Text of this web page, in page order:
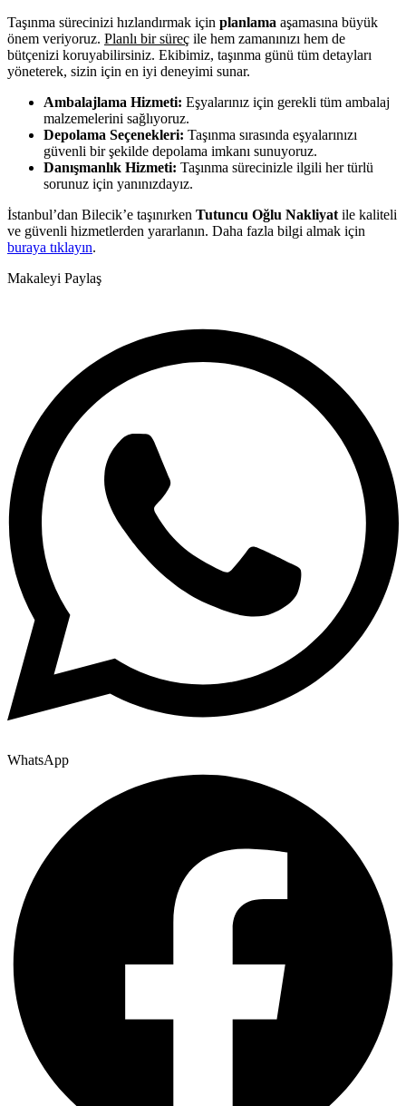
Taşınma sürecinizi hızlandırmak için planlama aşamasına büyük
önem veriyoruz. Planlı bir süreç ile hem zamanınızı hem de
bütçenizi koruyabilirsiniz. Ekibimiz, taşınma günü tüm detayları
yöneterek, sizin için en iyi deneyimi sunar.
Ambalajlama Hizmeti: Eşyalarınız için gerekli tüm ambalaj
malzemelerini sağlıyoruz.
Depolama Seçenekleri: Taşınma sırasında eşyalarınızı
güvenli bir şekilde depolama imkanı sunuyoruz.
Danışmanlık Hizmeti: Taşınma sürecinizle ilgili her türlü
sorunuz için yanınızdayız.
İstanbul’dan Bilecik’e taşınırken Tutuncu Oğlu Nakliyat ile kaliteli
ve güvenli hizmetlerden yararlanın. Daha fazla bilgi almak için
buraya tıklayın.
Makaleyi Paylaş
WhatsApp